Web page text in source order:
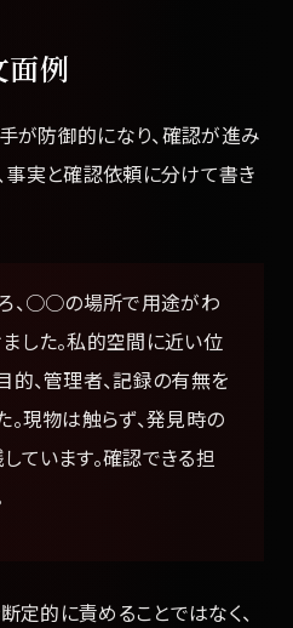
面例
が防御的になり、確認が進み
事実と確認依頼に分けて書き
、○○の場所で用途がわ
した。私的空間に近い位
的、管理者、記録の有無を
現物は触らず、発見時の
ています。確認できる担
定的に責めることではなく、